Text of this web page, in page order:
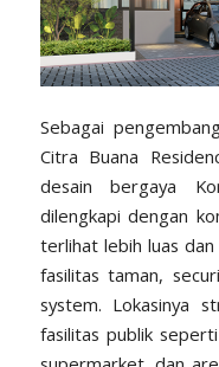
Sebagai
Citra Buana
desain bergaya
dilengkapi dengan
terlihat lebih luas dan
fasilitas taman,
system. Lokasinya
fasilitas publik